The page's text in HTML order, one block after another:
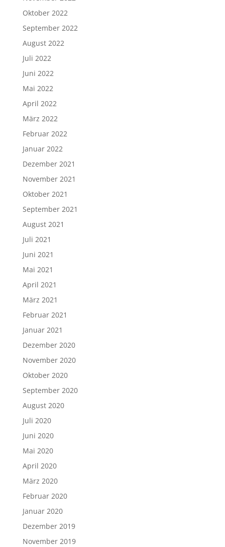
Oktober 2022
September 2022
August 2022
Juli 2022
Juni 2022
Mai 2022
April 2022
März 2022
Februar 2022
Januar 2022
Dezember 2021
November 2021
Oktober 2021
September 2021
August 2021
Juli 2021
Juni 2021
Mai 2021
April 2021
März 2021
Februar 2021
Januar 2021
Dezember 2020
November 2020
Oktober 2020
September 2020
August 2020
Juli 2020
Juni 2020
Mai 2020
April 2020
März 2020
Februar 2020
Januar 2020
Dezember 2019
November 2019